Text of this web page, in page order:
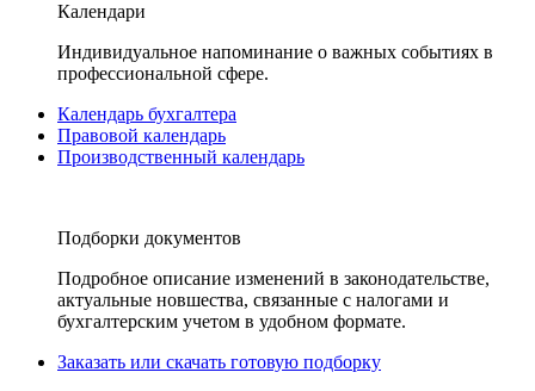
Календари
Индивидуальное напоминание о важных событиях в
профессиональной сфере.
Календарь бухгалтера
Правовой календарь
Производственный календарь
Подборки документов
Подробное описание изменений в законодательстве,
актуальные новшества, связанные с налогами и
бухгалтерским учетом в удобном формате.
Заказать или скачать готовую подборку